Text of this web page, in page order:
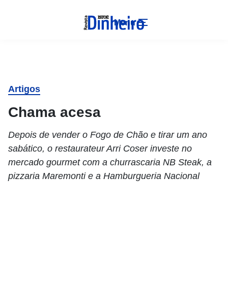
Menu
Artigos
Chama acesa
Depois de vender o Fogo de Chão e tirar um ano
sabático, o restaurateur Arri Coser investe no
mercado gourmet com a churrascaria NB Steak, a
pizzaria Maremonti e a Hamburgueria Nacional